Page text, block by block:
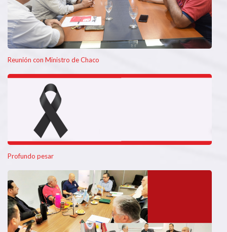
Reunión con Ministro de Chaco
Profundo pesar